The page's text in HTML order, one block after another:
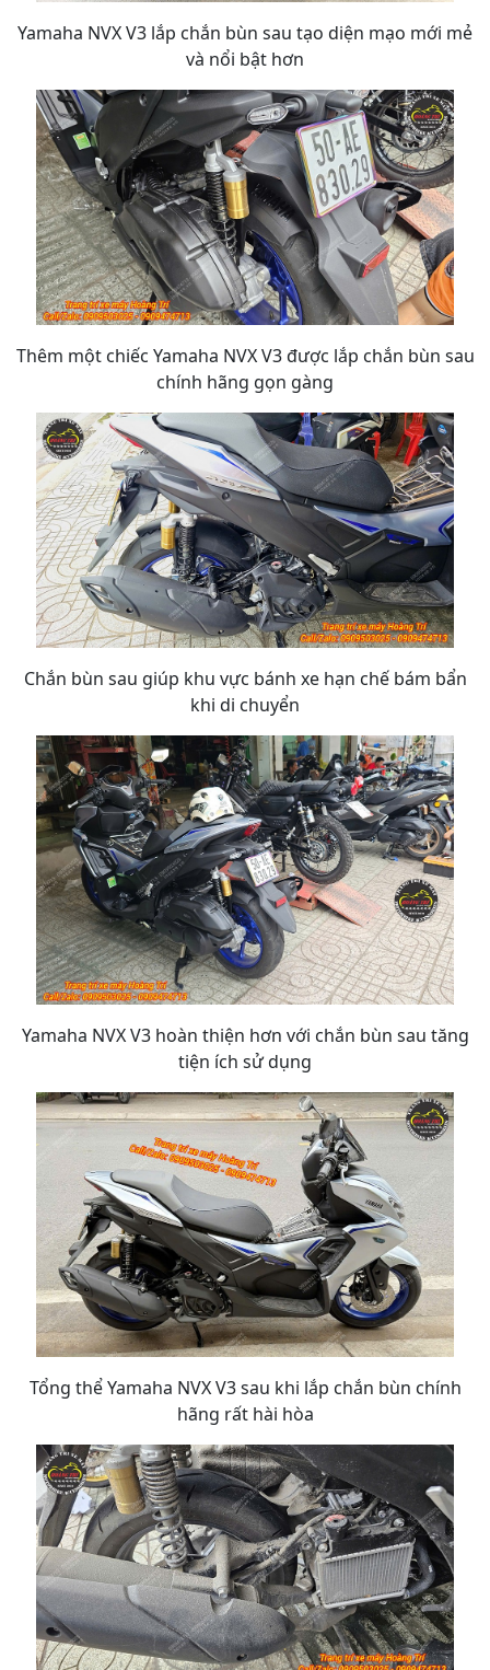
Yamaha NVX V3 lắp chắn bùn sau tạo diện mạo mới mẻ
và nổi bật hơn
Thêm một chiếc Yamaha NVX V3 được lắp chắn bùn sau
chính hãng gọn gàng
Chắn bùn sau giúp khu vực bánh xe hạn chế bám bẩn
khi di chuyển
Yamaha NVX V3 hoàn thiện hơn với chắn bùn sau tăng
tiện ích sử dụng
Tổng thể Yamaha NVX V3 sau khi lắp chắn bùn chính
hãng rất hài hòa